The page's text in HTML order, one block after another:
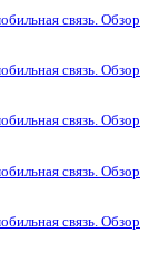
связь. Обзор
связь. Обзор
связь. Обзор
связь. Обзор
связь. Обзор